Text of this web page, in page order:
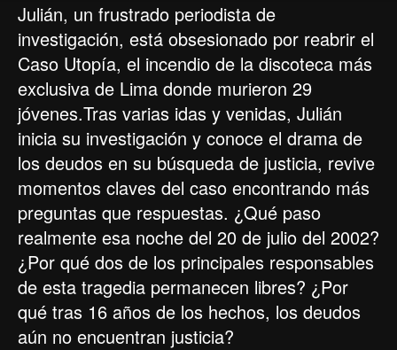
Julián, un frustrado periodista de
investigación, está obsesionado por reabrir el
Caso Utopía, el incendio de la discoteca más
exclusiva de Lima donde murieron 29
jóvenes.Tras varias idas y venidas, Julián
inicia su investigación y conoce el drama de
los deudos en su búsqueda de justicia, revive
momentos claves del caso encontrando más
preguntas que respuestas. ¿Qué paso
realmente esa noche del 20 de julio del 2002?
¿Por qué dos de los principales responsables
de esta tragedia permanecen libres? ¿Por
qué tras 16 años de los hechos, los deudos
aún no encuentran justicia?